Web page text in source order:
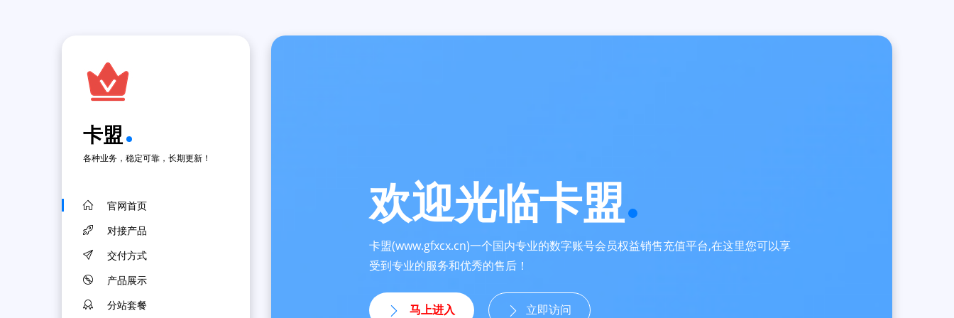
卡盟
各种业务，稳定可靠，长期更新！
官网首页
对接产品
交付方式
产品展示
分站套餐
欢迎光临卡盟
卡盟(www.gfxcx.cn)一个国内专业的数字账号会员权益销售充值平台,在这里您可以享
受到专业的服务和优秀的售后！
马上进入 立即访问